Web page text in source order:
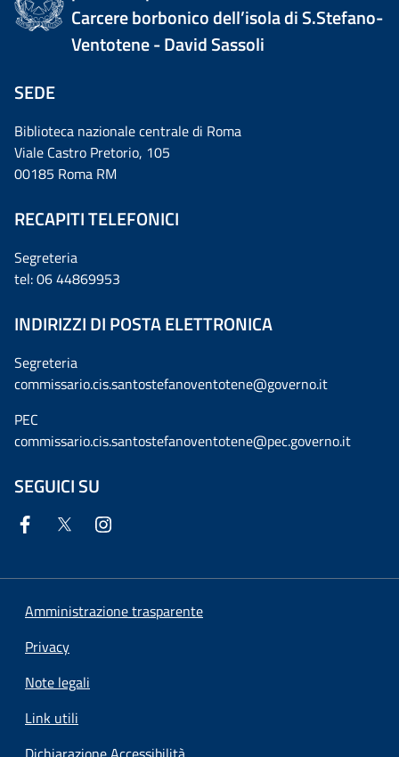
Carcere borbonico dell’isola di S.Stefano-
Ventotene - David Sassoli
SEDE
Biblioteca nazionale centrale di Roma
Viale Castro Pretorio, 105
00185 Roma RM
RECAPITI TELEFONICI
Segreteria
tel: 06 44869953
INDIRIZZI DI POSTA ELETTRONICA
Segreteria
commissario.cis.santostefanoventotene@governo.it
PEC
commissario.cis.santostefanoventotene@pec.governo.it
SEGUICI SU
Amministrazione trasparente
Privacy
Note legali
Link utili